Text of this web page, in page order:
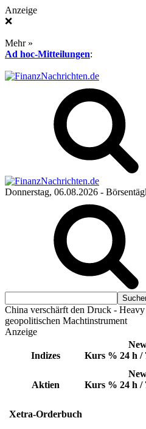
Anzeige
❌
Mehr »
Ad hoc-Mitteilungen:
Donnerstag, 06.08.2026 -
China verschärft den Druck -
geopolitischen Machtinstrument
Anzeige
Indizes Kurs % 24 h /
Aktien Kurs % 24 h /
Xetra-Orderbuch